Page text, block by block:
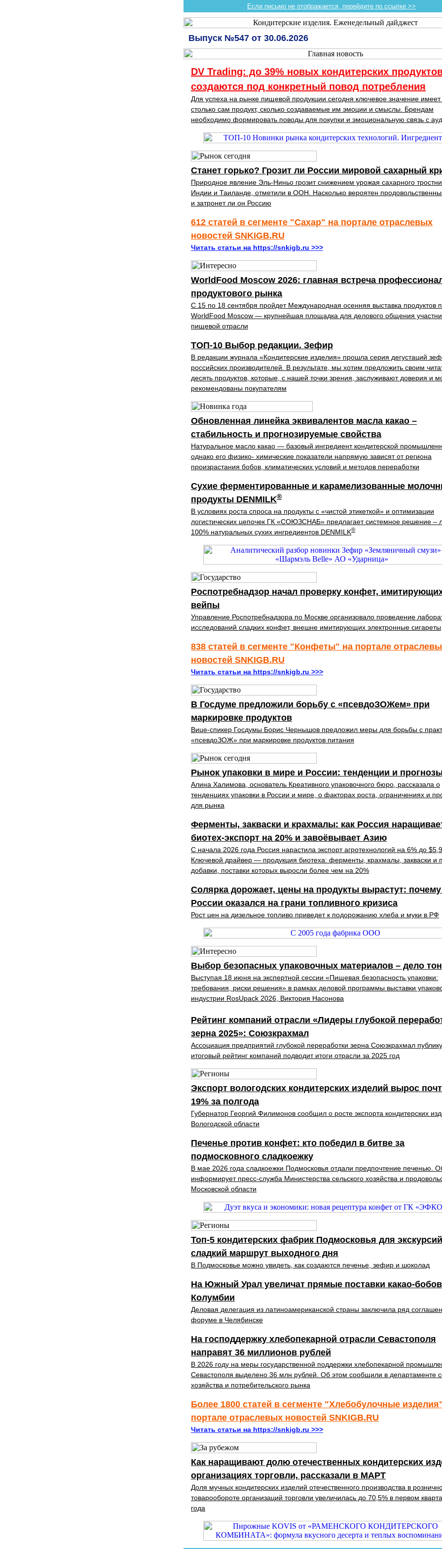
Если письмо не отображается, перейдите по ссылке >>
Выпуск №547 от 30.06.2026
DV Trading: до 39% новых кондитерских
создаются под конкретный повод потребления
Для успеха на рынке пищевой продукции сегодня ключевое значение
столько сам продукт, сколько создаваемые им эмоции и смыслы. Брендам
необходимо формировать поводы для покупки и эмоциональную связь с
Станет горько? Грозит ли России мировой сахарный
Природное явление Эль-Ниньо грозит снижением урожая сахарного
Индии и Таиланде, отметили в ООН. Насколько вероятен
и затронет ли он Россию
612 статей в сегменте "Сахар" на портале отраслевых
новостей SNKIGB.RU
Читать статьи на https://snkigb.ru >>>
WorldFood Moscow 2026: главная встреча
продуктового рынка
С 15 по 18 сентября пройдет Международная осенняя выставка продуктов
WorldFood Moscow — крупнейшая площадка для делового общения
пищевой отрасли
ТОП-10 Выбор редакции. Зефир
В редакции журнала «Кондитерские изделия» прошла серия дегустаций
российских производителей. В результате, мы хотим предложить своим
десять продуктов, которые, с нашей точки зрения, заслуживают доверия и
рекомендованы покупателям
Обновленная линейка эквивалентов масла какао –
стабильность и прогнозируемые свойства
Натуральное масло какао — базовый ингредиент кондитерской
однако его физико- химические показатели напрямую зависят от региона
произрастания бобов, климатических условий и методов переработки
Сухие ферментированные и карамелизованные
продукты DENMILK®
В условиях роста спроса на продукты с «чистой этикеткой» и оптимизации
логистических цепочек ГК «СОЮЗСНАБ» предлагает системное решение –
100% натуральных сухих ингредиентов DENMILK®
Роспотребнадзор начал проверку конфет,
вейпы
Управление Роспотребнадзора по Москве организовало проведение
исследований сладких конфет, внешне имитирующих электронные сигареты
838 статей в сегменте "Конфеты" на портале
новостей SNKIGB.RU
Читать статьи на https://snkigb.ru >>>
В Госдуме предложили борьбу с «псевдоЗОЖем» при
маркировке продуктов
Вице-спикер Госдумы Борис Чернышов предложил меры для борьбы с
«псевдоЗОЖ» при маркировке продуктов питания
Рынок упаковки в мире и России: тенденции и
Алина Халимова, основатель Креативного упаковочного бюро, рассказала о
тенденциях упаковки в России и мире, о факторах роста, ограничениях и
для рынка
Ферменты, закваски и крахмалы: как Россия
биотех-экспорт на 20% и завоёвывает Азию
С начала 2026 года Россия нарастила экспорт агротехнологий на 6% до
Ключевой драйвер — продукция биотеха: ферменты, крахмалы, закваски и
добавки, поставки которых выросли более чем на 20%
Солярка дорожает, цены на продукты вырастут:
России оказался на грани топливного кризиса
Рост цен на дизельное топливо приведет к подорожанию хлеба и муки в РФ
Выбор безопасных упаковочных материалов – дело
Выступая 18 июня на экспертной сессии «Пищевая безопасность упаковки:
требования, риски решения» в рамках деловой программы выставки
индустрии RosUpack 2026, Виктория Насонова
Рейтинг компаний отрасли «Лидеры глубокой
зерна 2025»: Союзкрахмал
Ассоциация предприятий глубокой переработки зерна Союзкрахмал
итоговый рейтинг компаний подводит итоги отрасли за 2025 год
Экспорт вологодских кондитерских изделий вырос
19% за полгода
Губернатор Георгий Филимонов сообщил о росте экспорта кондитерских
Вологодской области
Печенье против конфет: кто победил в битве за
подмосковного сладкоежку
В мае 2026 года сладкоежки Подмосковья отдали предпочтение печенью.
информирует пресс-служба Министерства сельского хозяйства и
Московской области
Топ‑5 кондитерских фабрик Подмосковья для
сладкий маршрут выходного дня
В Подмосковье можно увидеть, как создаются печенье, зефир и шоколад
На Южный Урал увеличат прямые поставки
Колумбии
Деловая делегация из латиноамериканской страны заключила ряд
форуме в Челябинске
На господдержку хлебопекарной отрасли Севастополя
направят 36 миллионов рублей
В 2026 году на меры государственной поддержки хлебопекарной
Севастополя выделено 36 млн рублей. Об этом сообщили в департаменте
хозяйства и потребительского рынка
Более 1800 статей в сегменте "Хлебобулочные
портале отраслевых новостей SNKIGB.RU
Читать статьи на https://snkigb.ru >>>
Как наращивают долю отечественных кондитерских
организациях торговли, рассказали в МАРТ
Доля мучных кондитерских изделий отечественного производства в
товарообороте организаций торговли увеличилась до 70,5% в первом
года